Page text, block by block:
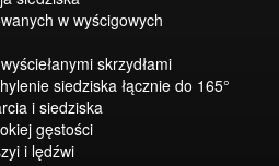
w wyścigowych
skrzydłami
siedziska łącznie do 165°
i siedziska
gęstości
i lędźwi